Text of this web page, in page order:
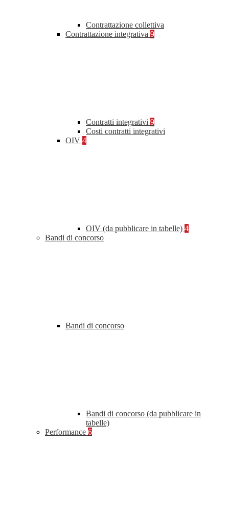
Contrattazione collettiva
Contrattazione integrativa 9
Contratti integrativi 9
Costi contratti integrativi
OIV 4
OIV (da pubblicare in tabelle) 4
Bandi di concorso
Bandi di concorso
Bandi di concorso (da pubblicare in
tabelle)
Performance 6